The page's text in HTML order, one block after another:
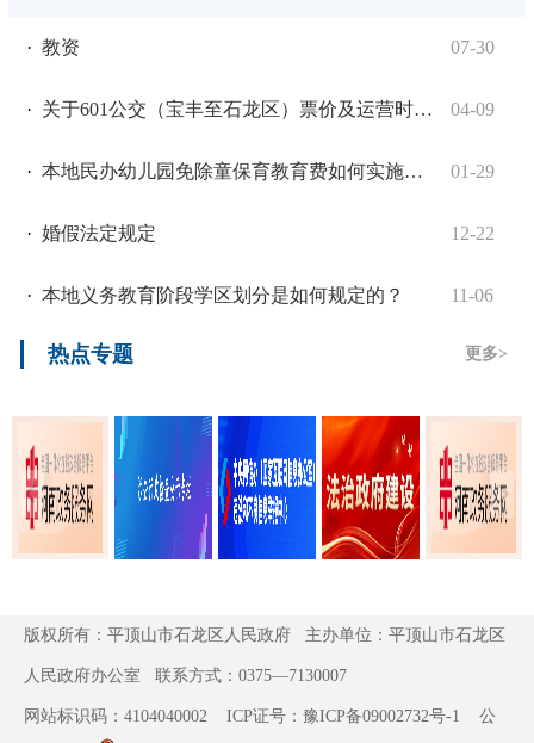
· 教资 07-30
· 关于601公交（宝丰至石龙区）票价及运营时间的建议 04-09
· 本地民办幼儿园免除童保育教育费如何实施？孩子家长如何退费？ 01-29
· 婚假法定规定 12-22
· 本地义务教育阶段学区划分是如何规定的？ 11-06
热点专题 更多>
版权所有：平顶山市石龙区人民政府 主办单位：平顶山市石龙区
人民政府办公室 联系方式：0375—7130007
网站标识码：4104040002 ICP证号：豫ICP备09002732号-1 公